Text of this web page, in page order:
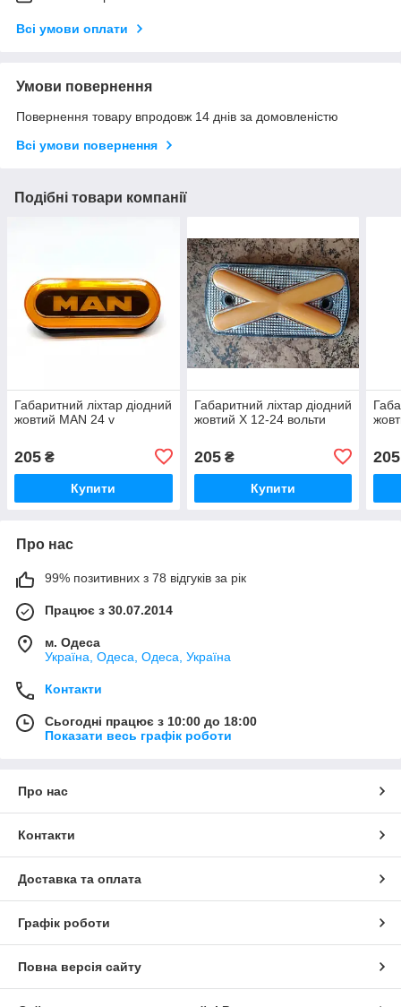
Всі умови оплати
Умови повернення
Повернення товару впродовж 14 днів за домовленістю
Всі умови повернення
Подібні товари компанії
Габаритний ліхтар діодний
жовтий MAN 24 v
205 ₴
Купити
Габаритний ліхтар діодний
жовтий Х 12-24 вольти
205₴
Купити
205
Про нас
99% позитивних з 78 відгуків за рік
Працює з 30.07.2014
м. Одеса
Україна, Одеса, Одеса, Україна
Контакти
Сьогодні працює з 10:00 до 18:00
Показати весь графік роботи
Про нас
Контакти
Доставка та оплата
Графік роботи
Повна версія сайту